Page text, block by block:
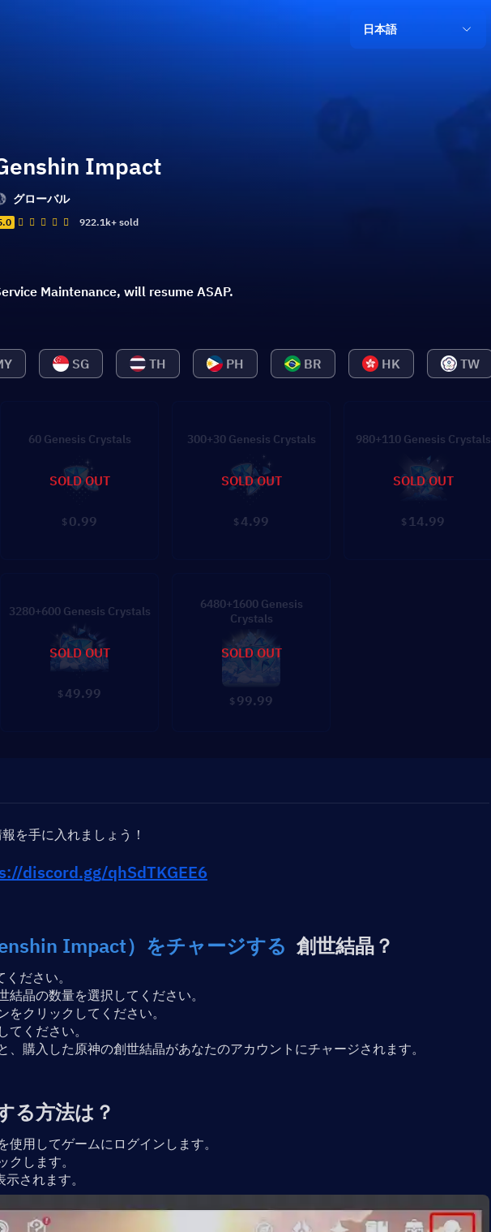
日本語
Impact
グローバル
922.1k+ sold
Maintenance, will resume ASAP.
SG TH PH BR HK TW
60 Genesis Crystals
$ 0.99
SOLD OUT
300+30 Genesis Crystals
$ 4.99
SOLD OUT
980+110 Genesis Crystals
$ 14.99
SOLD OUT
3280+600 Genesis Crystals
$ 49.99
SOLD OUT
6480+1600 Genesis
Crystals
$ 99.99
SOLD OUT
を手に入れましょう！
discord.gg/qhSdTKGEE6
Impact）をチャージする
  創世結晶？
ださい。
結晶の数量を選択してください。
をクリックしてください。
てください。
、購入した原神の創世結晶があなたのアカウントにチャージされます。
る方法は？
使用してゲームにログインします。
クします。
されます。